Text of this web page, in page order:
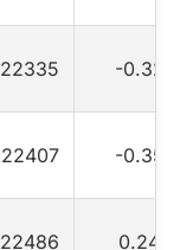
22335 -0.32
22407 -0.35
22486 0.24